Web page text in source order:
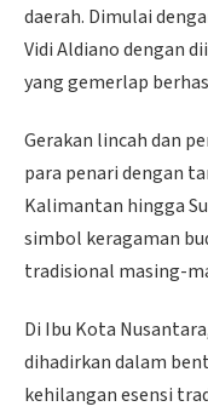
daerah. Dimulai
Vidi Aldiano dengan
yang gemerlap
Gerakan lincah dan
para penari dengan
Kalimantan hingga
simbol keragaman
tradisional masing-
Di Ibu Kota
dihadirkan dalam
kehilangan esensi